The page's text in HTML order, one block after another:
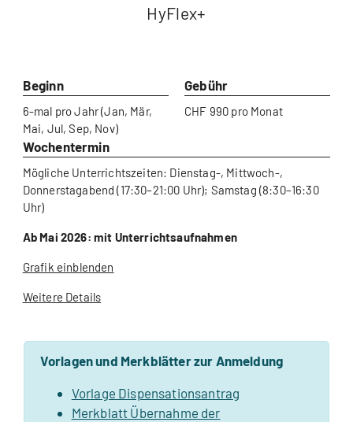
HyFlex+
Beginn
6-mal pro Jahr (Jan, Mär,
Mai, Jul, Sep, Nov)
Gebühr
CHF 990 pro Monat
Wochentermin
Mögliche Unterrichtszeiten: Dienstag-, Mittwoch-,
Donnerstagabend (17:30–21:00 Uhr); Samstag (8:30–16:30
Uhr)
Ab Mai 2026: mit Unterrichtsaufnahmen
Grafik einblenden
Weitere Details
Vorlagen und Merkblätter zur Anmeldung
Vorlage Dispensationsantrag
Merkblatt Übernahme der